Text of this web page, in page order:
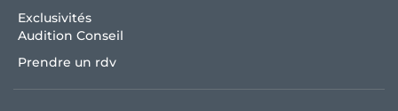
Exclusivités
Audition Conseil
Prendre un rdv